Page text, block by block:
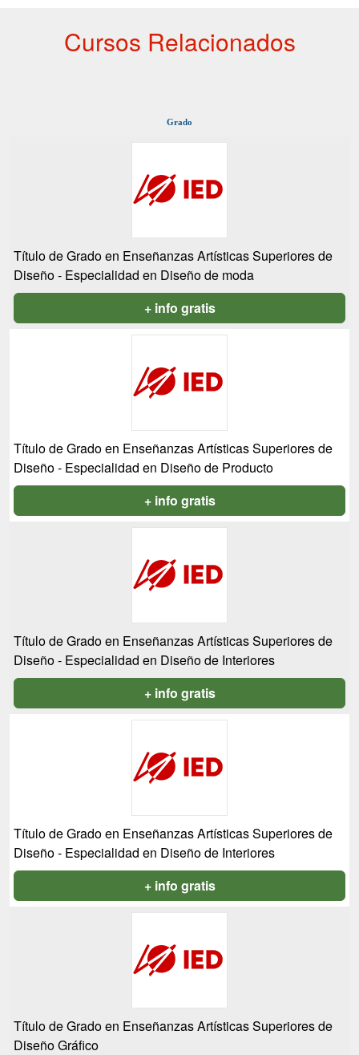
Cursos Relacionados
Grado
Título de Grado en Enseñanzas Artísticas Superiores de
Diseño - Especialidad en Diseño de moda
+ info gratis
Título de Grado en Enseñanzas Artísticas Superiores de
Diseño - Especialidad en Diseño de Producto
+ info gratis
Título de Grado en Enseñanzas Artísticas Superiores de
Diseño - Especialidad en Diseño de Interiores
+ info gratis
Título de Grado en Enseñanzas Artísticas Superiores de
Diseño - Especialidad en Diseño de Interiores
+ info gratis
Título de Grado en Enseñanzas Artísticas Superiores de
Diseño Gráfico